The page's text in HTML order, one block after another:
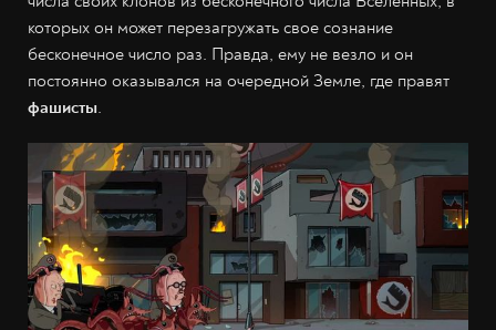
которых он может перезагружать свое сознание
бесконечное число раз. Правда, ему не везло и он
постоянно оказывался на очередной Земле, где правят
фашисты.